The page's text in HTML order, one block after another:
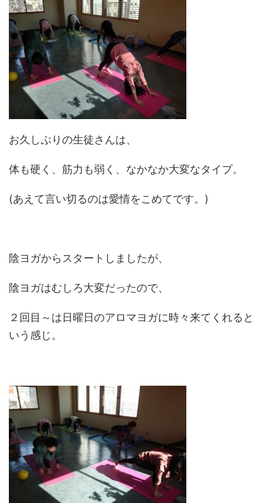
お久しぶりの生徒さんは、
体も硬く、筋力も弱く、なかなか大変なタイプ。
(あえて言い切るのは愛情をこめてです。)
陰ヨガからスタートしましたが、
陰ヨガはむしろ大変だったので、
２回目～は日曜日のアロマヨガに時々来てくれると
いう感じ。